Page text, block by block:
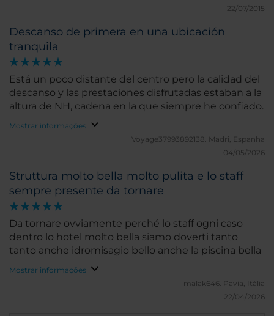
22/07/2015
Descanso de primera en una ubicación
tranquila
Está un poco distante del centro pero la calidad del
descanso y las prestaciones disfrutadas estaban a la
altura de NH, cadena en la que siempre he confiado.
Mostrar informações
Voyage37993892138. Madri, Espanha
04/05/2026
Struttura molto bella molto pulita e lo staff
sempre presente da tornare
Da tornare ovviamente perché lo staff ogni caso
dentro lo hotel molto bella siamo doverti tanto
tanto anche idromisagio bello anche la piscina bella
Mostrar informações
malak646.
Pavia, Itália
22/04/2026